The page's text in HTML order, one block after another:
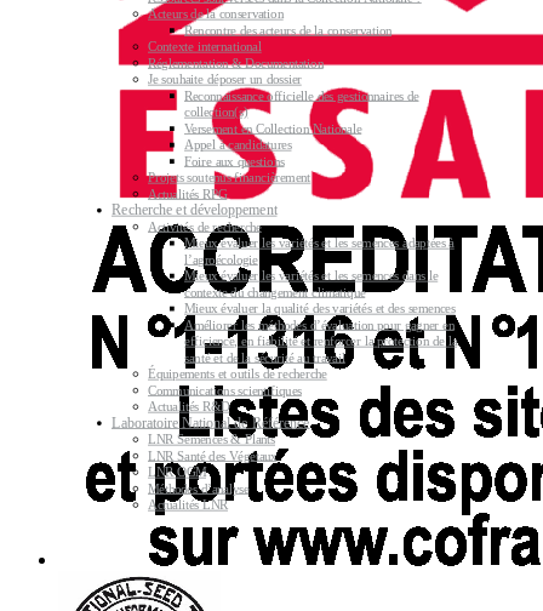
Acteurs de la conservation
Rencontre des acteurs de la conservation
Contexte international
Réglementation & Documentation
Je souhaite déposer un dossier
Reconnaissance officielle des gestionnaires de
collection(s)
Versement en Collection Nationale
Appel à candidatures
Foire aux questions
Projets soutenus financièrement
Actualités RPG
Recherche et développement
Activités de recherche
Mieux évaluer les variétés et les semences adaptées à
l’agroécologie
Mieux évaluer les variétés et les semences dans le
contexte du changement climatique
Mieux évaluer la qualité des variétés et des semences
Améliorer les méthodes d’évaluation pour gagner en
efficience, en fiabilité et renforcer la protection de la
santé et de la sécurité au travail
Équipements et outils de recherche
Communications scientifiques
Actualités R&D
Laboratoire National de Référence
LNR Semences & Plants
LNR Santé des Végétaux
LNR OGM
Méthodes d’analyse
Actualités LNR